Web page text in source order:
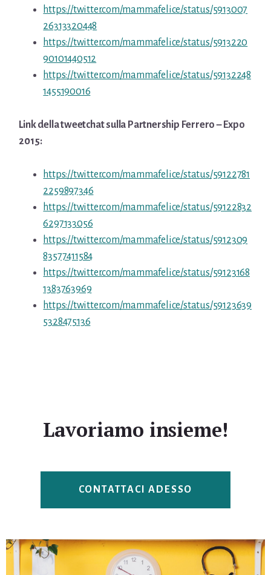
https://twitter.com/mammafelice/status/5913007
26313320448
https://twitter.com/mammafelice/status/5913220
90101440512
https://twitter.com/mammafelice/status/59132248
1455190016
Link della tweetchat sulla Partnership Ferrero – Expo
2015:
https://twitter.com/mammafelice/status/59122781
2259897346
https://twitter.com/mammafelice/status/59122832
6297133056
https://twitter.com/mammafelice/status/5912309
83577411584
https://twitter.com/mammafelice/status/59123168
1383763969
https://twitter.com/mammafelice/status/59123639
5328475136
Lavoriamo insieme!
CONTATTACI ADESSO